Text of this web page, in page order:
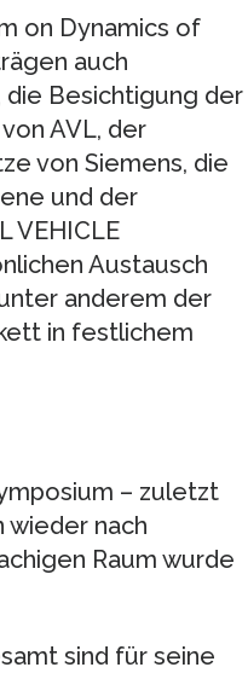
on Dynamics of
auch
Besichtigung der
AVL, der
von Siemens, die
und der
VEHICLE
Austausch
anderem der
in festlichem
– zuletzt
wieder nach
Raum wurde
sind für seine